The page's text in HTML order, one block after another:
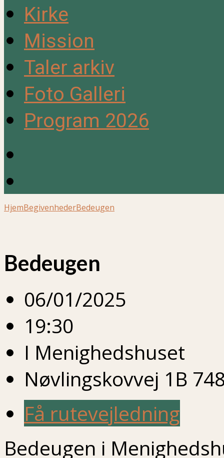
Kirke
Mission
Taler arkiv
Foto Galleri
Program 2026
HjemBegivenhederBedeugen
Bedeugen
06/01/2025
19:30
I Menighedshuset
Nøvlingskovvej 1B
Få rutevejledning
Bedeugen i